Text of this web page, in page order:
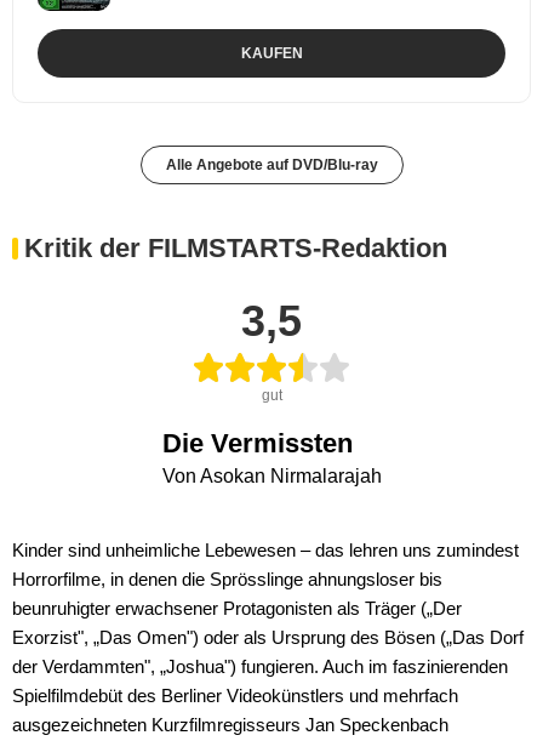
KAUFEN
Alle Angebote auf DVD/Blu-ray
Kritik der FILMSTARTS-Redaktion
3,5
gut
Die Vermissten
Von Asokan Nirmalarajah
Kinder sind unheimliche Lebewesen – das lehren uns zumindest
Horrorfilme, in denen die Sprösslinge ahnungsloser bis
beunruhigter erwachsener Protagonisten als Träger („Der
Exorzist", „Das Omen") oder als Ursprung des Bösen („Das Dorf
der Verdammten", „Joshua") fungieren. Auch im faszinierenden
Spielfilmdebüt des Berliner Videokünstlers und mehrfach
ausgezeichneten Kurzfilmregisseurs Jan Speckenbach